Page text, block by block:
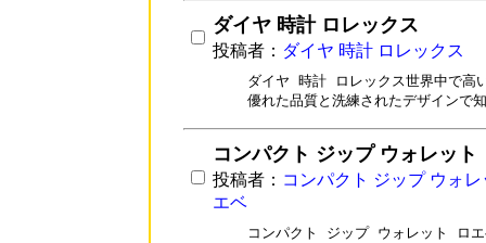
ダイヤ 時計 ロレックス
投稿者： ダイヤ 時計 ロレックス
ダイヤ 時計 ロレックス世界中で高
優れた品質と洗練されたデザインで
コンパクト ジップ ウォレット
投稿者： コンパクト ジップ ウォレ
エベ
コンパクト ジップ ウォレット ロ